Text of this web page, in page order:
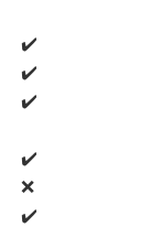
✔️
✔️
✔️
✔️
❌
✔️